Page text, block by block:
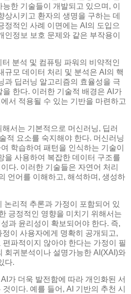
한 기술들이 개발되고 있으며, 이
상시키고 환자의 생명을 구하는 데
정적인 사례 이면에는 AI의 도입으
인정보 보호 문제와 같은 부작용이
분석 및 컴퓨팅 파워의 비약적인
규모 데이터 처리 및 분석은 AI의 핵
과 딥러닝 알고리즘의 효율성을 극
한다. 이러한 기술적 배경은 AI가
서 적용될 수 있는 기반을 마련하고
서는 기본적으로 머신러닝, 딥러
적 요소를 숙지해야 한다. 머신러닝
학습하여 패턴을 인식하는 기술이
을 사용하여 복잡한 데이터 구조를
다. 이러한 기술들은 자연어 처리
언어를 이해하고, 해석하며, 생성하
논리적 추론과 가정이 포함되어 있
긍정적인 영향을 미치기 위해서는
과 윤리성이 확보되어야 한다. 즉,
이 사용자에게 명확히 공개되고,
파적이지 않아야 한다는 가정이 필
회귀분석이나 설명가능한 AI(XAI)와
다.
가 더욱 발전함에 따라 개인화된 서
이다. 예를 들어, AI 기반의 추천 시